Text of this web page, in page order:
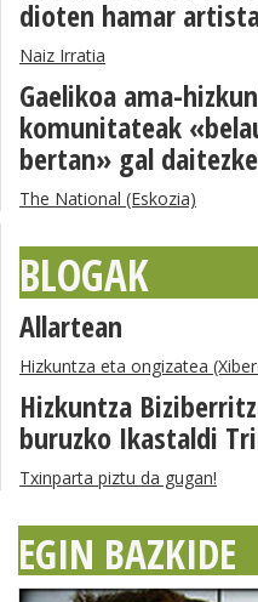
dioten hamar
Naiz Irratia
Gaelikoa ama-
komunitateak
bertan» gal daitezke
The National (Eskozia)
BLOGAK
Allartean
Hizkuntza eta ongizatea
Hizkuntza
buruzko Ikastaldi
Txinparta piztu da gugan!
EGIN BAZKIDE